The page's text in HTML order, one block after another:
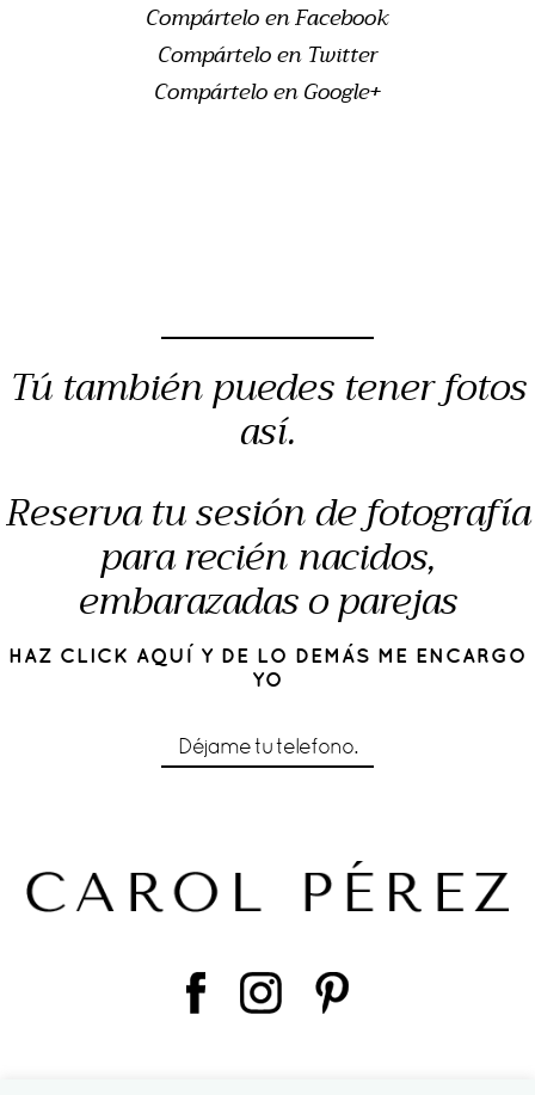
Compártelo en Facebook
Compártelo en Twitter
Compártelo en Google+
Tú también puedes tener fotos
así.
Reserva tu sesión de fotografía
para recién nacidos,
embarazadas o parejas
HAZ CLICK AQUÍ Y DE LO DEMÁS ME ENCARGO
YO
Déjame tu telefono.